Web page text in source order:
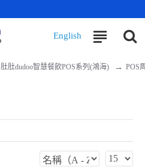
肚肚dudoo智慧餐飲POS系列(鴻海) POS